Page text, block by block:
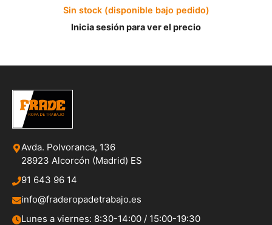
Sin stock (disponible bajo pedido)
Inicia sesión para ver el precio
Avda. Polvoranca, 136
28923 Alcorcón (Madrid) ES
91 643 96 14
info@fraderopadetrabajo.es
Lunes a viernes: 8:30-14:00 / 15:00-19:30